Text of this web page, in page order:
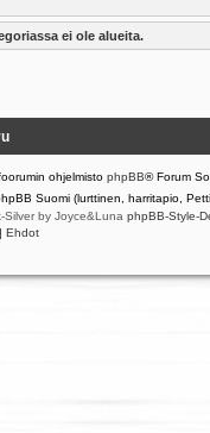
ei ole alueita.
ohjelmisto phpBB® Forum
Suomi (lurttinen, harritapio,
Silver by Joyce&Luna phpBB-Style-
| Ehdot